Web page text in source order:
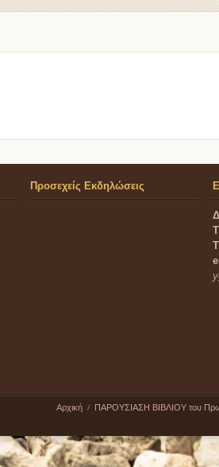
Προσεχείς Εκδηλώσεις
Αρχική
ΠΑΡΟΥΣΙΑΣΗ ΒΙΒΛΙΟΥ του